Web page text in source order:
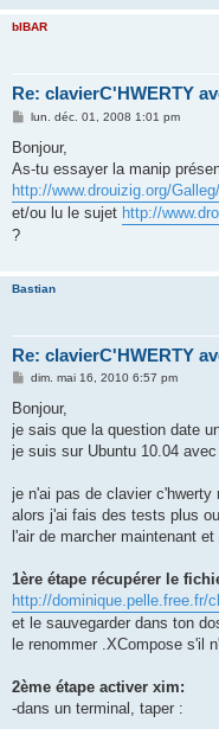
bIBAR
Re: clavierC'HWERTY
M
s
a
g
e
lun. déc. 01, 2008 1:01 pm
Bonjour,
As-tu essayer la manip
http://www.drouizig.org/
et/ou lu le sujet http://
?
Bastian
Re: clavierC'HWERTY
M
s
a
g
dim. mai 16, 2010 6:57 pm
Bonjour,
je sais que la question date
je suis sur Ubuntu 10.04
je n'ai pas de clavier
alors j'ai fais des tests plus
l'air de marcher maintenant
1ère étape récupérer le
http://dominique.pelle.free.fr/
et le sauvegarder dans ton
le renommer .XCompose s'il
2ème étape activer xim:
-dans un terminal, taper :